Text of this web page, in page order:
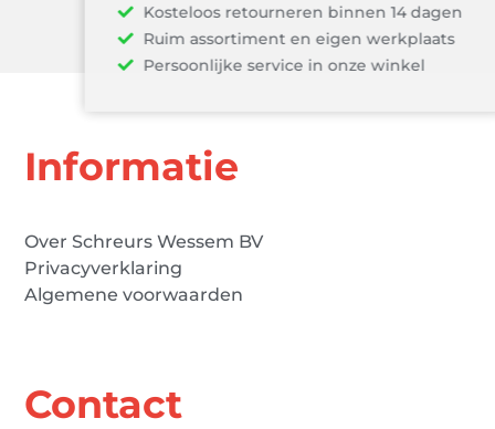
Kosteloos retourneren binnen 14 dagen
Ruim assortiment en eigen werkplaats
Persoonlijke service in onze winkel
Informatie
Over Schreurs Wessem BV
Privacyverklaring
Algemene voorwaarden
Contact